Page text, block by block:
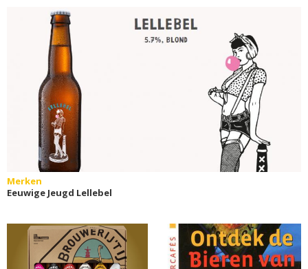
Merken
Eeuwige Jeugd Lellebel